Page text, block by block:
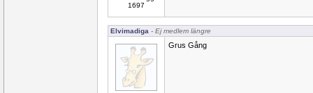
1697
Elvimadiga - Ej medlem längre
Grus Gång